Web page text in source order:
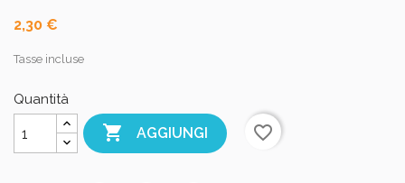
2,30 €
Tasse incluse
Quantità
 AGGIUNGI favorite_border